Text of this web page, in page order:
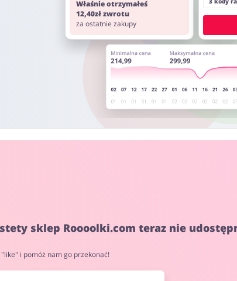
Właśnie otrzymałeś
12,40zł zwrotu
za ostatnie zakupy
sklep Roooolki.com teraz nie
"like" i pomóż nam go przekonać!